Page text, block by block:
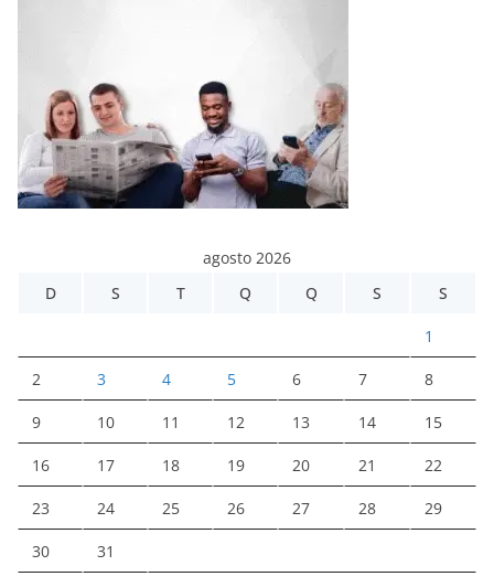
agosto 2026
D
S T Q Q S S
1
2 3 4 5 6 7 8
9 10 11 12 13 14 15
16 17 18 19 20 21 22
23 24 25 26 27 28 29
30 31